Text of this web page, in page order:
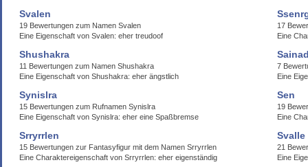
Svalen
19 Bewertungen zum Namen Svalen
Eine Eigenschaft von Svalen: eher treudoof
17
Eine
Shushakra
11 Bewertungen zum Namen Shushakra
Eine Eigenschaft von Shushakra: eher ängstlich
7
Eine
Synislra
15 Bewertungen zum Rufnamen Synislra
Eine Eigenschaft von Synislra: eher eine Spaßbremse
Sen
19
Eine
Srryrrlen
15 Bewertungen zur Fantasyfigur mit dem Namen Srryrrlen
Eine Charaktereigenschaft von Srryrrlen: eher eigenständig
Svalle
21
Eine